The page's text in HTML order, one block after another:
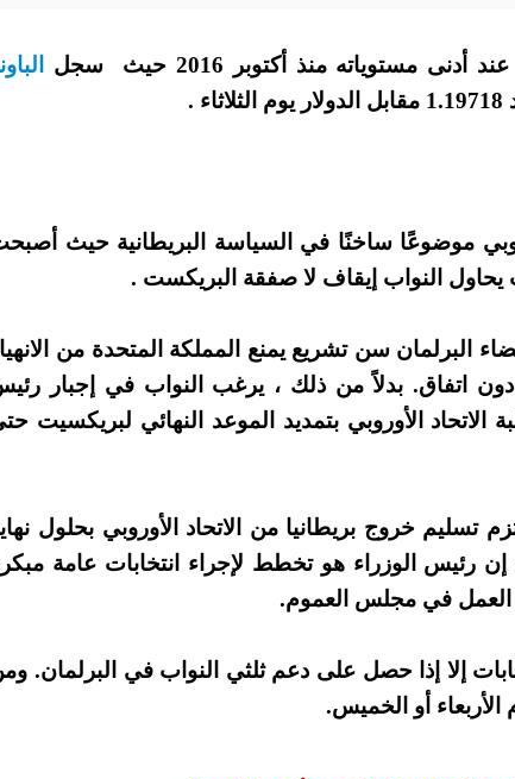
مستوياته منذ أكتوبر 2016 حيث سجل
.
موضوعًا ساخنًا في السياسة البريطانية حيث
يحاول النواب إيقاف لا صفقة البريكست .
البرلمان سن تشريع يمنع المملكة المتحدة من
الأوروبي في 31 أكتوبر دون اتفاق. بدلاً من ذلك ، يرغب النواب في إجبار
الأوروبي بتمديد الموعد النهائي لبريكسيت
خروج بريطانيا من الاتحاد الأوروبي بحلول
رئيس الوزراء هو تخطط لإجراء انتخابات عامة
إلا إذا حصل على دعم ثلثي النواب في البرلمان.
الأربعاء أو الخميس.